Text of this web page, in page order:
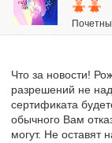
Сказали
Что за новости!
разрешений не
сертификата
обычного Вам
могут. Не оставят